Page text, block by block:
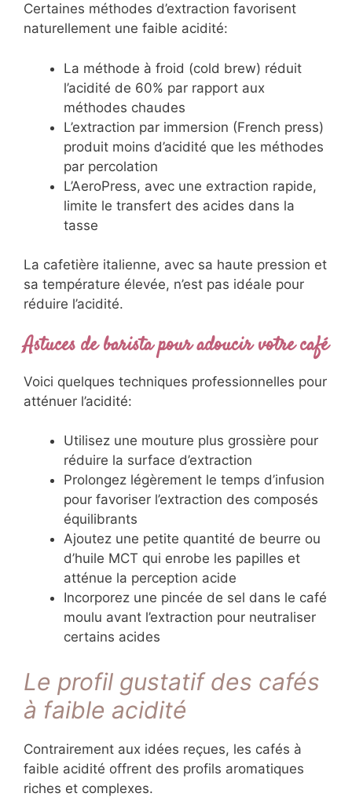
Certaines méthodes d’extraction favorisent
naturellement une faible acidité:
La méthode à froid (cold brew) réduit
l’acidité de 60% par rapport aux
méthodes chaudes
L’extraction par immersion (French press)
produit moins d’acidité que les méthodes
par percolation
L’AeroPress, avec une extraction rapide,
limite le transfert des acides dans la
tasse
La cafetière italienne, avec sa haute pression et
sa température élevée, n’est pas idéale pour
réduire l’acidité.
Astuces de barista pour adoucir votre café
Voici quelques techniques professionnelles pour
atténuer l’acidité:
Utilisez une mouture plus grossière pour
réduire la surface d’extraction
Prolongez légèrement le temps d’infusion
pour favoriser l’extraction des composés
équilibrants
Ajoutez une petite quantité de beurre ou
d’huile MCT qui enrobe les papilles et
atténue la perception acide
Incorporez une pincée de sel dans le café
moulu avant l’extraction pour neutraliser
certains acides
Le profil gustatif des cafés
à faible acidité
Contrairement aux idées reçues, les cafés à
faible acidité offrent des profils aromatiques
riches et complexes.